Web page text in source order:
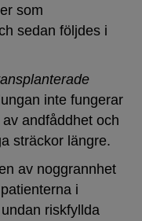
som
sedan följdes i
inte fungerar
andfåddhet och
sträckor längre.
av noggrannhet
i
riskfyllda